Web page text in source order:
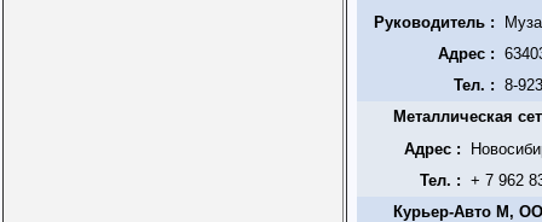
Руководитель :
Адрес :
Тел. : 8-
Металлическая
Адрес :
Тел. : + 7 962
Курьер-Авто М,